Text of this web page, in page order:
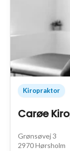
Kiropraktor
Carøe
Grønsøvej 3
2970 Hørsholm